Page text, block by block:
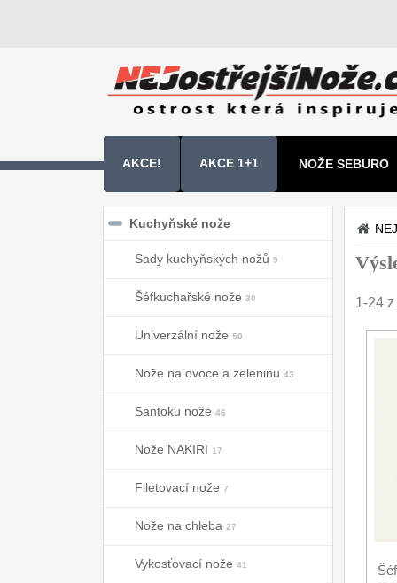
AKCE! AKCE 1+1 NOŽE SEBURO
Kuchyňské nože
Sady kuchyňských nožů 9
Šéfkuchařské nože 30
Univerzální nože 50
Nože na ovoce a zeleninu 43
Santoku nože 46
Nože NAKIRI 17
Filetovací nože 7
Nože na chleba 27
Vykosťovací nože 41
1-24 z